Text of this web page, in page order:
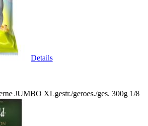
Details
JUMBO XLgestr./geroes./ges. 300g 1/8